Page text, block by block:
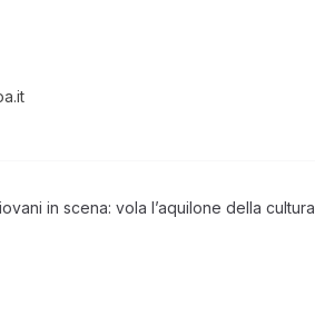
in scena: vola l’aquilone della cultura